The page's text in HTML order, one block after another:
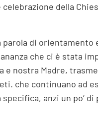
della
di
che ci è stata
nostra Madre,
che continuano ad
anzi un po’